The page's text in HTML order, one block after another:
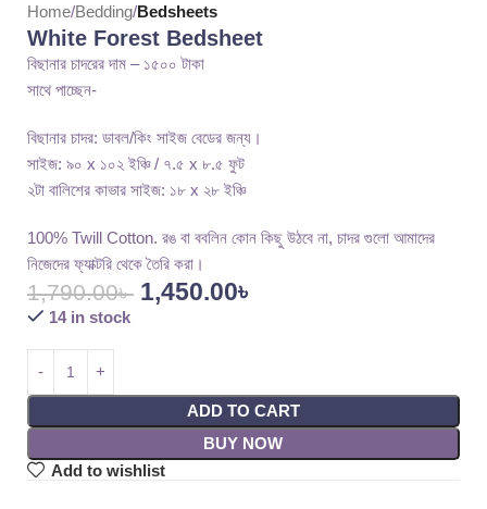
Home Bedding Bedsheets
White Forest Bedsheet
বিছানার চাদরের দাম – ১৫০০ টাকা
সাথে পাচ্ছেন-
বিছানার চাদর: ডাবল/কিং সাইজ বেডের জন্য।
সাইজ: ৯০ x ১০২ ইঞ্চি / ৭.৫ x ৮.৫ ফুট
২টা বালিশের কাভার সাইজ: ১৮ x ২৮ ইঞ্চি
100% Twill Cotton. রঙ বা ববলিন কোন কিছু উঠবে না, চাদর গুলো আমাদের
নিজেদের ফ্যাক্টরি থেকে তৈরি করা।
1,790.00৳ 1,450.00৳
14 in stock
ADD TO CART
BUY NOW
Add to wishlist